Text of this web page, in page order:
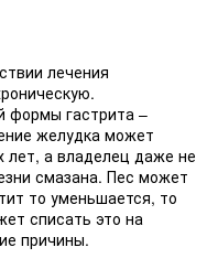
лечения
формы гастрита –
желудка может
лет, а владелец даже не
смазана. Пес может
то уменьшается, то
списать это на
причины.